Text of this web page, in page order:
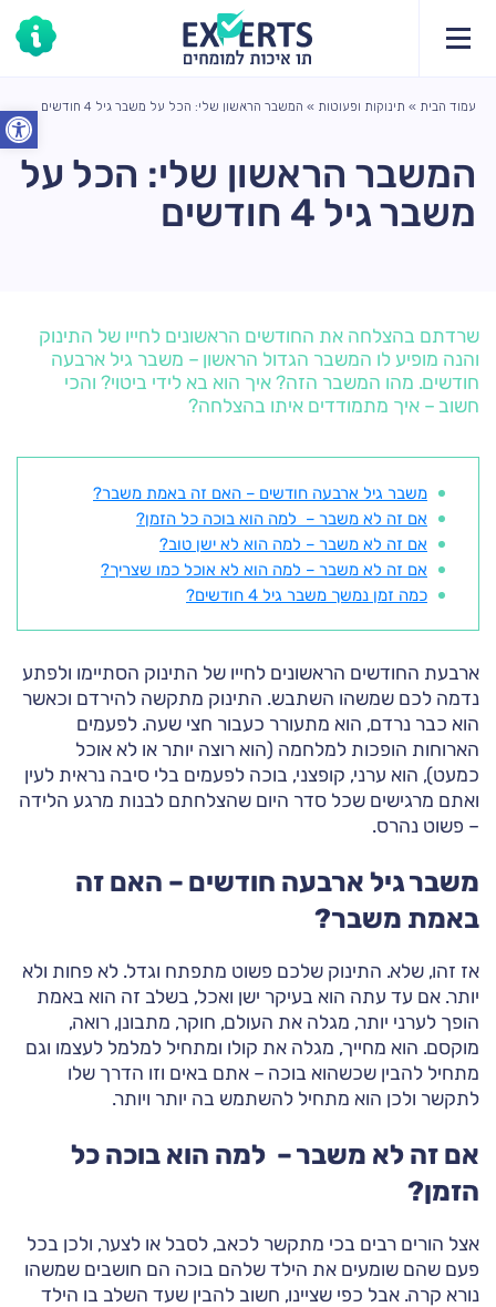
פתח עמוד הבית » תינוקות ופעוטות » המשבר הראשון שלי: הכל על משבר גיל 4 חודשים
המשבר הראשון שלי: הכל על
משבר גיל 4 חודשים
שרדתם בהצלחה את החודשים הראשונים לחייו של התינוק
והנה מופיע לו המשבר הגדול הראשון – משבר גיל ארבעה
חודשים. מהו המשבר הזה? איך הוא בא לידי ביטוי? והכי
חשוב – איך מתמודדים איתו בהצלחה?
משבר גיל ארבעה חודשים – האם זה באמת משבר?
אם זה לא משבר – למה הוא בוכה כל הזמן?
אם זה לא משבר – למה הוא לא ישן טוב?
אם זה לא משבר – למה הוא לא אוכל כמו שצריך?
כמה זמן נמשך משבר גיל 4 חודשים?
ארבעת החודשים הראשונים לחייו של התינוק הסתיימו ולפתע
נדמה לכם שמשהו השתבש. התינוק מתקשה להירדם וכאשר
הוא כבר נרדם, הוא מתעורר כעבור חצי שעה. לפעמים
הארוחות הופכות למלחמה (הוא רוצה יותר או לא אוכל
כמעט), הוא ערני, קופצני, בוכה לפעמים בלי סיבה נראית לעין
ואתם מרגישים שכל סדר היום שהצלחתם לבנות מרגע הלידה
– פשוט נהרס.
משבר גיל ארבעה חודשים – האם זה
באמת משבר?
אז זהו, שלא. התינוק שלכם פשוט מתפתח וגדל. לא פחות ולא
יותר. אם עד עתה הוא בעיקר ישן ואכל, בשלב זה הוא באמת
הופך לערני יותר, מגלה את העולם, חוקר, מתבונן, רואה,
מוקסם. הוא מחייך, מגלה את קולו ומתחיל למלמל לעצמו וגם
מתחיל להבין שכשהוא בוכה – אתם באים וזו הדרך שלו
לתקשר ולכן הוא מתחיל להשתמש בה יותר ויותר.
אם זה לא משבר – למה הוא בוכה כל
הזמן?
אצל הורים רבים בכי מתקשר לכאב, לסבל או לצער, ולכן בכל
פעם שהם שומעים את הילד שלהם בוכה הם חושבים שמשהו
נורא קרה. אבל כפי שציינו, חשוב להבין שעד השלב בו הילד